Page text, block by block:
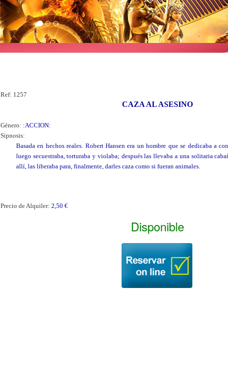
Ref: 1257
CAZA AL ASESINO
Género: :ACCION:
Sipnosis:
Basada en hechos reales. Robert Hansen era un hombre que se dedicaba a
luego secuestraba, torturaba y violaba; después las llevaba a una solitaria
allí, las liberaba para, finalmente, darles caza como si fueran animales.
Precio de Alquiler: 2,50 €
Disponible